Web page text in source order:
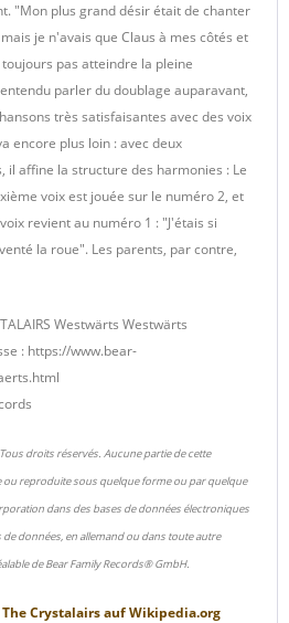
"Mon plus grand désir était de chanter
je n'avais que Claus à mes côtés et
pas atteindre la pleine
parler du doublage auparavant,
très satisfaisantes avec des voix
encore plus loin : avec deux
il affine la structure des harmonies : Le
voix est jouée sur le numéro 2, et
revient au numéro 1 : "J'étais si
la roue". Les parents, par contre,
Westwärts Westwärts
: https://www.bear-
droits réservés. Aucune partie de cette
reproduite sous quelque forme ou par quelque
dans des bases de données électroniques
données, en allemand ou dans toute autre
de Bear Family Records® GmbH.
The CrystalairsaufWikipedia.org